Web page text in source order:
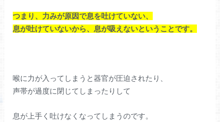
つまり、力みが原因で息を吐けていない、
息が吐けていないから、息が吸えないということです。
喉に力が入ってしまうと器官が圧迫されたり、
声帯が過度に閉じてしまったりして
息が上手く吐けなくなってしまうのです。